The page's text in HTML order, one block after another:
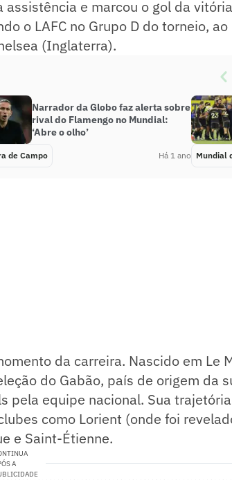
e marcou o gol da
o LAFC no Grupo D do torneio,
(Inglaterra).
Narrador da Globo faz alerta sobre
rival do Flamengo no Mundial:
‘Abre o olho’
de Campo Há 1 ano Mundial
da carreira. Nascido em Le
do Gabão, país de origem da
pela equipe nacional. Sua
como Lorient (onde foi
e Saint-Étienne.
A